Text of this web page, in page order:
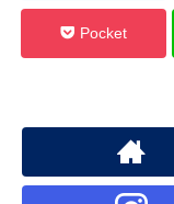
Pocket